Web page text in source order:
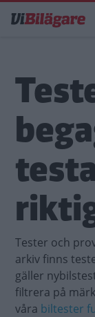
till
Tester och
arkiv finns
gäller
filtrera på
våra biltester